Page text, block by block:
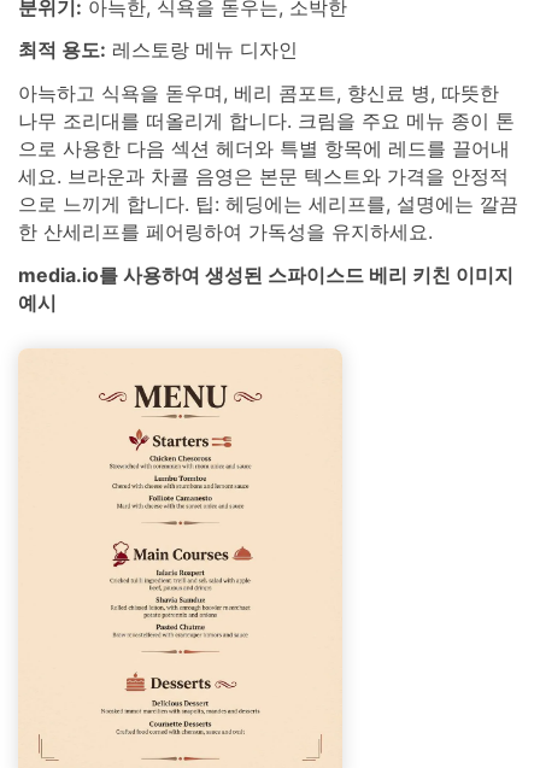
분위기: 아늑한, 식욕을 돋우는, 소박한
최적 용도: 레스토랑 메뉴 디자인
아늑하고 식욕을 돋우며, 베리 콤포트, 향신료 병, 따뜻한
나무 조리대를 떠올리게 합니다. 크림을 주요 메뉴 종이 톤
으로 사용한 다음 섹션 헤더와 특별 항목에 레드를 끌어내
세요. 브라운과 차콜 음영은 본문 텍스트와 가격을 안정적
으로 느끼게 합니다. 팁: 헤딩에는 세리프를, 설명에는 깔끔
한 산세리프를 페어링하여 가독성을 유지하세요.
media.io를 사용하여 생성된 스파이스드 베리 키친 이미지
예시